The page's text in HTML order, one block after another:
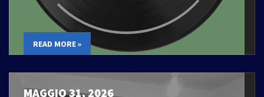
READ MORE »
MAGGIO 31, 2026